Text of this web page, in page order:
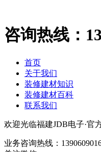
咨询热线：
首页
关于我们
装修建材知识
装修建材百科
联系我们
欢迎光临福建JDB电子·官
业务咨询热线：